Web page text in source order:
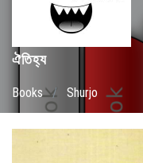
ঐতিহ্য
Books / Shurjo